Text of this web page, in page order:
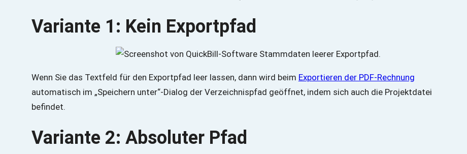
Variante 1: Kein Exportpfad
Wenn Sie das Textfeld für den Exportpfad leer lassen, dann wird beim Exportieren der PDF-Rechnung
automatisch im „Speichern unter“-Dialog der Verzeichnispfad geöffnet, indem sich auch die Projektdatei
befindet.
Variante 2: Absoluter Pfad